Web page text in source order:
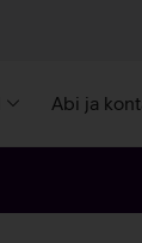
Abi ja